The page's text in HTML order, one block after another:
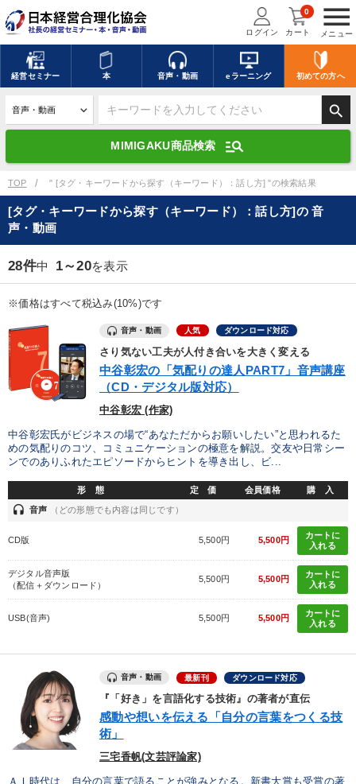
menu
メニュー
ログイン カート
0
経営セミナー 本 音声・動画 eラーニング 初めての方へ
search
MIMIGAKU商品検索 manage_search
キーワードを入力して探す
デジタル版対応のみ検索結果に表示する
search 上記の条件で検索
mic 講演収録物を探す
全国経営者セミナー講演収録物（全1315タイトル）からお探しいただけ
ます
優秀各社の智恵と戦略 事業家のロマンと経営
若手異才経営者の発想
リーダーの器量を学ぶ
テーマ
【2026年7月】音声・映像ご案内商品 企業戦略に学ぶ
全国経営者セミナー収録〈売れ筋・人気ランキング〉＆新刊・好
業種
製造業 卸売・小売・飲食業
IT・サービス・金融業 コンサルタント
TOP " [タグ・キーワードから探す（キーワード）：話し方] "の検索結果
[タグ・キーワードから探す（キーワード）：話し方]の 音
声・動画
28件中 1～20を表示
※価格はすべて税込み(10%)です
音声・動画 人気 ダウンロード対応
さり気ない工夫が人付き合いを大きく変える
中谷彰宏の「気配りの達人PART7」音声講座
（CD・デジタル版対応）
中谷彰宏 (作家)
中谷彰宏氏がビジネスの場で“あなただからお願いしたい”と思われるた
めの気配りのコツ、コミュニケーションの極意を解説。交友や日常シー
ンでのありふれたエピソードからヒントを導き出し、ビ...
形 態 定 価 会員価格 購 入
headset 音声 （どの形態でも内容は同じです）
CD版 5,500円 5,500円
カートに
入れる
デジタル音声版
（配信＋ダウンロード）
5,500円 5,500円
カートに
入れる
USB(音声) 5,500円 5,500円
カートに
入れる
音声・動画 最新刊 ダウンロード対応
『「好き」を言語化する技術』の著者が直伝
感動や想いを伝える「自分の言葉をつくる技
術」
三宅香帆(文芸評論家)
ＡＩ時代は、自分の言葉で語ることが強みとなる。新書大賞も受賞の著